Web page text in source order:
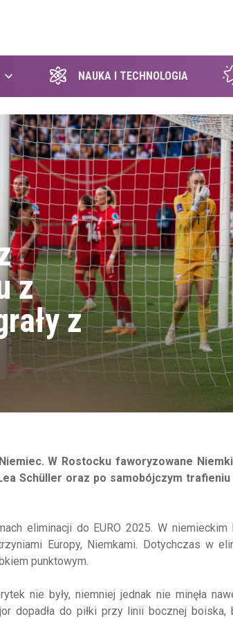
NAUKA I TECHNOLOGIA
z
z
W Rostocku faworyzowane Niemki
Schüller oraz po samobójczym
eliminacji do EURO 2025. W niemieckim
Europy, Niemkami. Dotychczas w
punktowym.
nie były, niemniej jednak nie minęła
dopadła do piłki przy linii bocznej boiska,